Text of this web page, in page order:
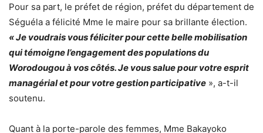
Pour sa part, le préfet de région, préfet du département de
Séguéla a félicité Mme le maire pour sa brillante élection.
« Je voudrais vous féliciter pour cette belle mobilisation
qui témoigne l’engagement des populations du
Worodougou à vos côtés. Je vous salue pour votre esprit
managérial et pour votre gestion participative », a-t-il
soutenu.
Quant à la porte-parole des femmes, Mme Bakayoko